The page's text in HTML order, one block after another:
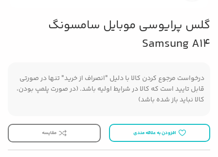
گلس پرایوسی موبایل سامسونگ
Samsung A14
درخواست مرجوع کردن کالا با دلیل "انصراف از خرید" تنها در صورتی
قابل تایید است که کالا در شرایط اولیه باشد. (در صورت پلمپ بودن،
کالا نباید باز شده باشد)
افزودن به علاقه مندی مقایسه